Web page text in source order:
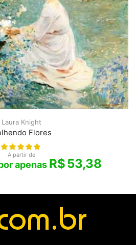
Laura Knight
Flores
A partir de
R$53,38